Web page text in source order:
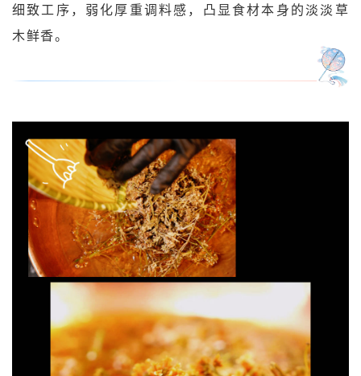
细致工序，弱化厚重调料感，凸显食材本身的淡淡草
木鲜香。